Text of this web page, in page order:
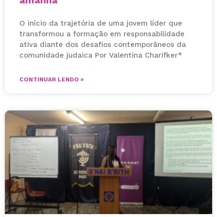
O início da trajetória de uma jovem líder que
transformou a formação em responsabilidade
ativa diante dos desafios contemporâneos da
comunidade judaica Por Valentina Charifker*
CONTINUAR LENDO »